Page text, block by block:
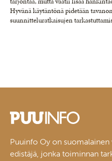
Hyvänä käytäntönä pidetään
suunnitteluratkaisujen
Puuinfo Oy on
edistäjä, jonka toiminnan